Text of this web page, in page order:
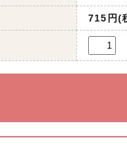
715円(